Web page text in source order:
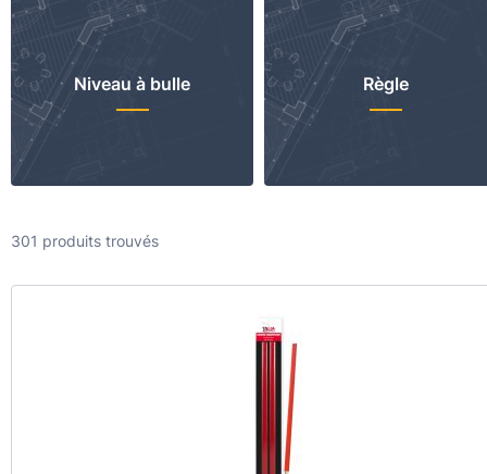
Niveau à bulle Règle
301 produits trouvés